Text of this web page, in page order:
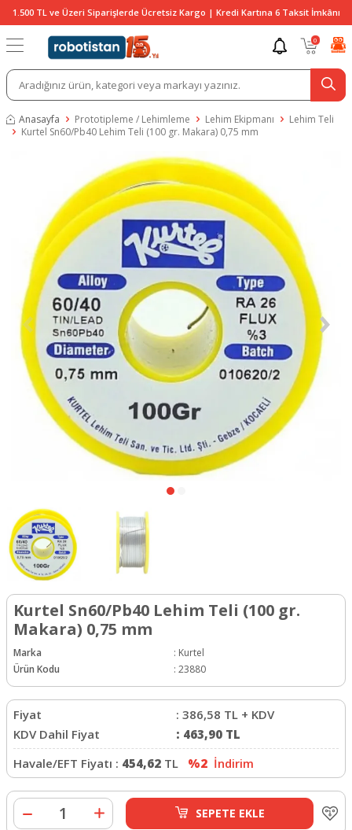
1.500 TL ve Üzeri Siparişlerde Ücretsiz Kargo | Kredi Kartına 6 Taksit İmkânı
0
Anasayfa Prototipleme / Lehimleme Lehim Ekipmanı
Lehim Teli
Kurtel Sn60/Pb40 Lehim Teli (100 gr. Makara) 0,75 mm
Kurtel Sn60/Pb40 Lehim Teli (100 gr.
Makara) 0,75 mm
Marka : Kurtel
Ürün Kodu
: 23880
Fiyat : 386,58 TL + KDV
KDV Dahil Fiyat
: 463,90 TL
Havale/EFT Fiyatı : 454,62 TL %2 İndirim
SEPETE EKLE